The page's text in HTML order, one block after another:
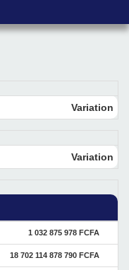
Variation
Variation
1 032 875 978 FCFA
18 702 114 878 790 FCFA